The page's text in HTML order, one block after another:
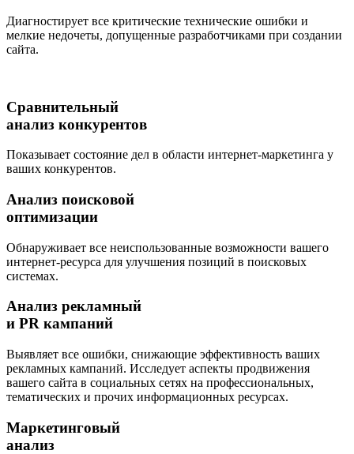
Диагностирует все критические технические ошибки и
мелкие недочеты, допущенные разработчиками при создании
сайта.
Сравнительный
анализ конкурентов
Показывает состояние дел в области интернет-маркетинга у
ваших конкурентов.
Анализ поисковой
оптимизации
Обнаруживает все неиспользованные возможности вашего
интернет-ресурса для улучшения позиций в поисковых
системах.
Анализ рекламный
и PR кампаний
Выявляет все ошибки, снижающие эффективность ваших
рекламных кампаний. Исследует аспекты продвижения
вашего сайта в социальных сетях на профессиональных,
тематических и прочих информационных ресурсах.
Маркетинговый
анализ